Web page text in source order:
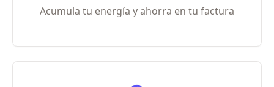
Acumula tu energía y ahorra en tu factura